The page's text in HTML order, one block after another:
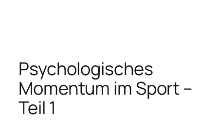
Psychologisches
Momentum im Sport –
Teil 1